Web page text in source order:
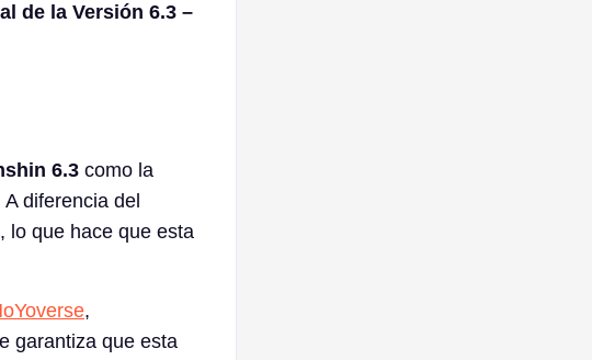
de la Versión 6.3 –
6.3 como la
A diferencia del
lo que hace que esta
,
garantiza que esta